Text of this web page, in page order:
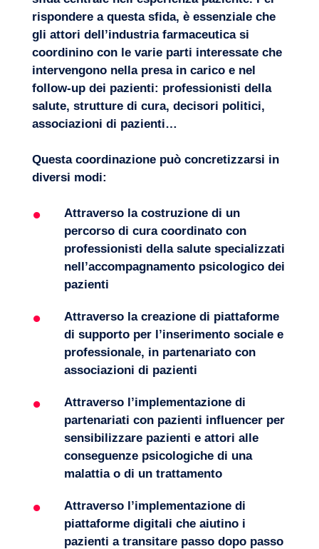
rispondere a questa sfida, è essenziale che
gli attori dell’industria farmaceutica si
coordinino con le varie parti interessate che
intervengono nella presa in carico e nel
follow-up dei pazienti: professionisti della
salute, strutture di cura, decisori politici,
associazioni di pazienti…
Questa coordinazione può concretizzarsi in
diversi modi:
Attraverso la costruzione di un
percorso di cura coordinato con
professionisti della salute specializzati
nell’accompagnamento psicologico dei
pazienti
Attraverso la creazione di piattaforme
di supporto per l’inserimento sociale e
professionale, in partenariato con
associazioni di pazienti
Attraverso l’implementazione di
partenariati con pazienti influencer per
sensibilizzare pazienti e attori alle
conseguenze psicologiche di una
malattia o di un trattamento
Attraverso l’implementazione di
piattaforme digitali che aiutino i
pazienti a transitare passo dopo passo